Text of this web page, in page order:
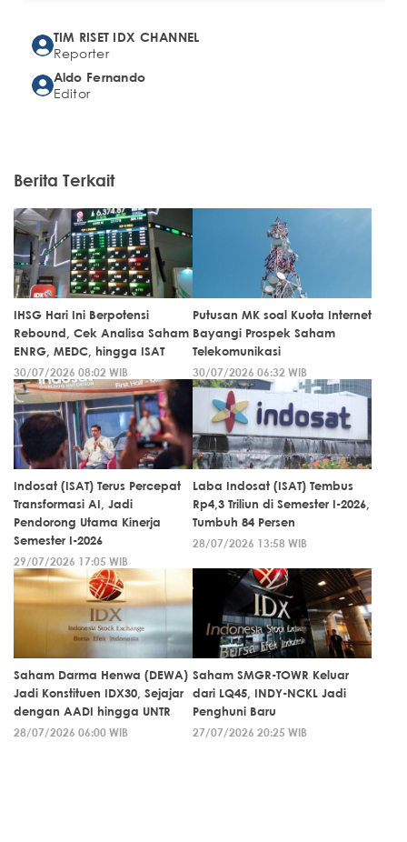
TIM RISET IDX CHANNEL
Reporter
Aldo Fernando
Editor
Berita Terkait
IHSG Hari Ini Berpotensi
Rebound, Cek Analisa Saham
ENRG, MEDC, hingga ISAT
30/07/2026 08:02 WIB
Putusan MK soal Kuota Internet
Bayangi Prospek Saham
Telekomunikasi
30/07/2026 06:32 WIB
Indosat (ISAT) Terus Percepat
Transformasi AI, Jadi
Pendorong Utama Kinerja
Semester I-2026
29/07/2026 17:05 WIB
Laba Indosat (ISAT) Tembus
Rp4,3 Triliun di Semester I-2026,
Tumbuh 84 Persen
28/07/2026 13:58 WIB
Saham Darma Henwa (DEWA)
Jadi Konstituen IDX30, Sejajar
dengan AADI hingga UNTR
28/07/2026 06:00 WIB
Saham SMGR-TOWR Keluar
dari LQ45, INDY-NCKL Jadi
Penghuni Baru
27/07/2026 20:25 WIB